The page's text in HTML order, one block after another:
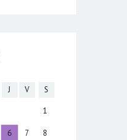
J V S
1
6 7 8